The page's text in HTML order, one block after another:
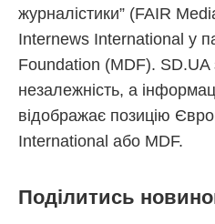
журналістики” (FAIR
Internews International у
Foundation (MDF). SD.UA
незалежність, а
відображає позицію
International або MDF.
Поділитись